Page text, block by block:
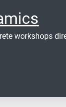
workshops